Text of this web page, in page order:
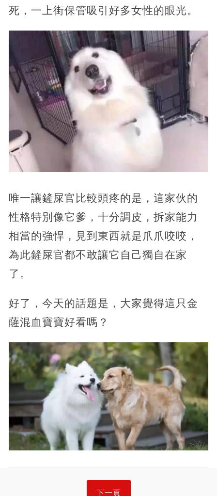
死，一上街保管吸引好多女性的眼光。
唯一讓鏟屎官比較頭疼的是，這家伙的
性格特別像它爹，十分調皮，拆家能力
相當的強悍，見到東西就是爪爪咬咬，
為此鏟屎官都不敢讓它自己獨自在家
了。
好了，今天的話題是，大家覺得這只金
薩混血寶寶好看嗎？
下一頁